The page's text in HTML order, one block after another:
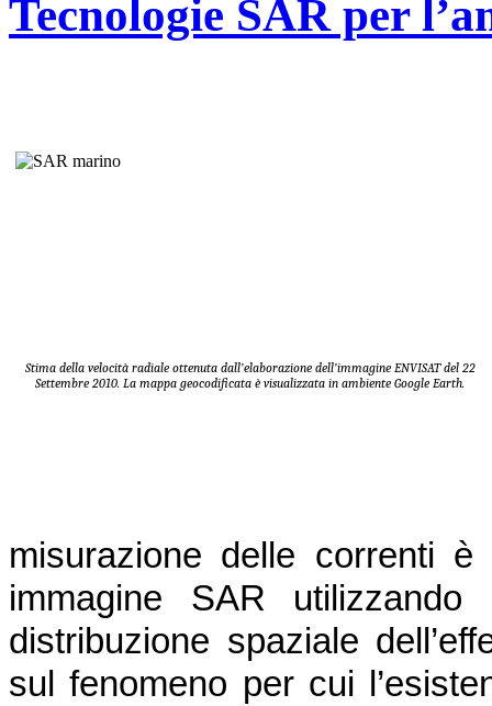
Tecnologie SAR per
Stima della velocità radiale ottenuta dall’elaborazione dell’immagine ENVISAT del 22
Settembre 2010. La mappa geocodificata è visualizzata in ambiente Google Earth.
misurazione delle correnti
immagine SAR
distribuzione spaziale
sul fenomeno per cui